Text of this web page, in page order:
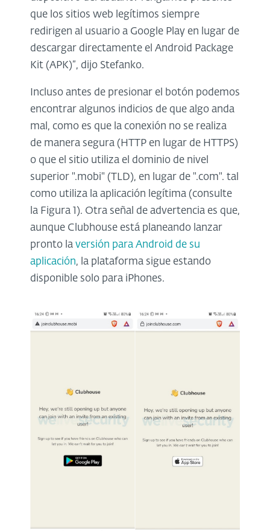
que los sitios web legítimos siempre
redirigen al usuario a Google Play en lugar de
descargar directamente el Android Package
Kit (APK)”, dijo Stefanko.
Incluso antes de presionar el botón podemos
encontrar algunos indicios de que algo anda
mal, como es que la conexión no se realiza
de manera segura (HTTP en lugar de HTTPS)
o que el sitio utiliza el dominio de nivel
superior ".mobi" (TLD), en lugar de ".com". tal
como utiliza la aplicación legítima (consulte
la Figura 1). Otra señal de advertencia es que,
aunque Clubhouse está planeando lanzar
pronto la versión para Android de su
aplicación, la plataforma sigue estando
disponible solo para iPhones.